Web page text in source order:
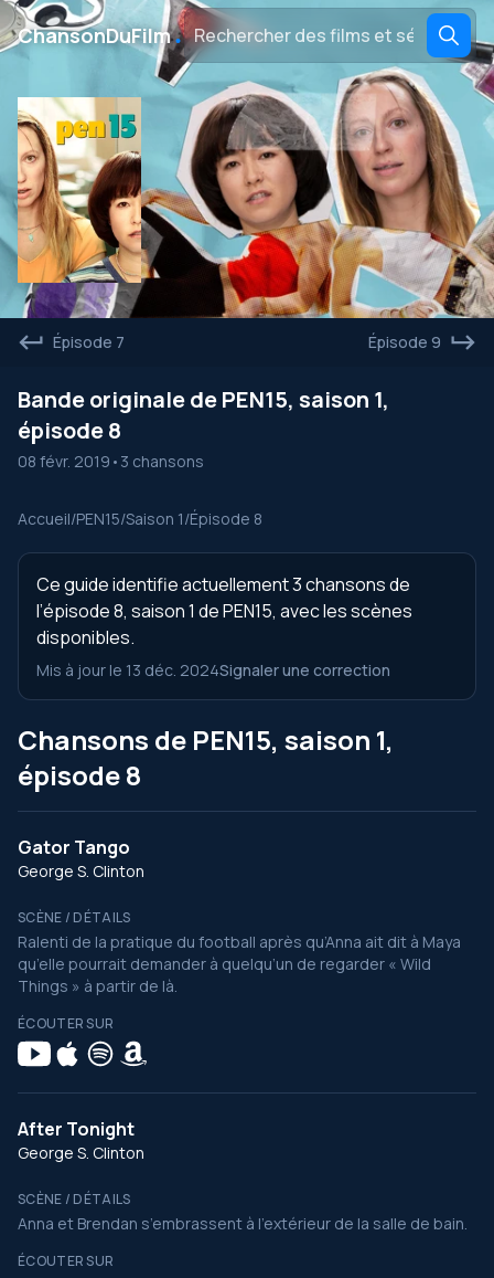
ChansonDuFilm․
Épisode 7 Épisode 9
Bande originale de PEN15, saison 1,
épisode 8
08 févr. 2019 • 3 chansons
Accueil/PEN15/Saison 1/Épisode 8
Ce guide identifie actuellement 3 chansons de
l’épisode 8, saison 1 de PEN15, avec les scènes
disponibles.
Mis à jour le 13 déc. 2024Signaler une correction
Chansons de PEN15, saison 1,
épisode 8
Gator Tango
George S. Clinton
SCÈNE / DÉTAILS
Ralenti de la pratique du football après qu’Anna ait dit à Maya
qu’elle pourrait demander à quelqu’un de regarder « Wild
Things » à partir de là.
ÉCOUTER SUR
After Tonight
George S. Clinton
SCÈNE / DÉTAILS
Anna et Brendan s’embrassent à l’extérieur de la salle de bain.
ÉCOUTER SUR